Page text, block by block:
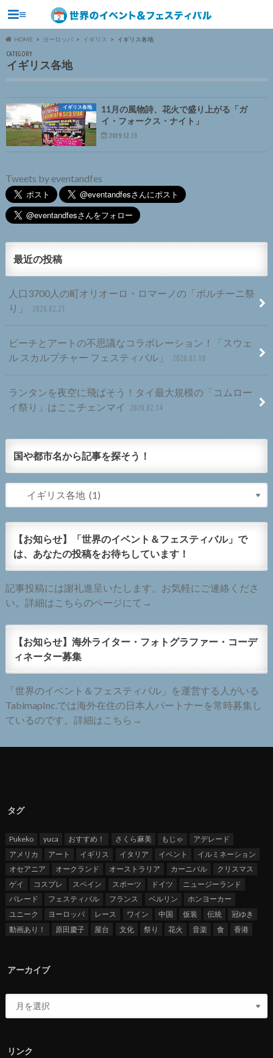
≡
HOME ヨーロッパ イギリス イギリス各地
CATEGORY
イギリス各地
イギリス各地
11月の風物詩、花火で盛り上がる「ガ
イ・フォークス・ナイト」
2019.12.13
Tweets by eventandfes
最近の投稿
人口3700人の町オリオーロ・ロマーノの「ポルチーニ祭
り」
2020.02.21
ビーチとアートの不思議なコラボレーション！「スウェ
ル スカルプチャー フェスティバル」
2020.02.18
ランタンを夜空に飛ばそう！タイ最大規模の「コムロー
イ祭り」はここチェンマイ
2020.02.14
国や都市名から記事を探そう！
【お知らせ】「世界のイベント＆フェスティバル」で
は、あなたの投稿をお待ちしています！
記事投稿には謝礼進呈いたします。お気軽にご連絡くださ
い。詳細はこちらのページにて→
【お知らせ】海外ライター・フォトグラファー・コーデ
ィネーター募集
「世界のイベント＆フェスティバル」を運営する人がいる
TabimapInc.では海外在住の日本人パートナーを常時募集し
ているのです。詳細はこちら→
タグ
Pukeko yuca おすすめ！ さくら麻美 もじゃ
アデレード
アメリカ
アート イギリス イタリア イベント
イルミネーション
オセアニア
オークランド オーストラリア カーニバル
クリスマス
ゲイ
コスプレ スペイン スポーツ ドイツ
ニュージーランド
パレード
フェスティバル フランス ベルリン
ホンヨーカー
ユニーク
ヨーロッパ レース ワイン 中国 仮装 伝統
冠ゆき
動画あり！
原田慶子 屋台 文化 祭り 花火 音楽 食 香港
アーカイブ
リンク